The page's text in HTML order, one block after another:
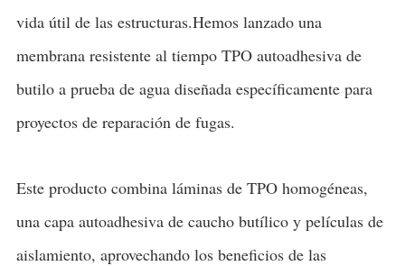
vida útil de las estructuras.Hemos lanzado una
membrana resistente al tiempo TPO autoadhesiva de
butilo a prueba de agua diseñada específicamente para
proyectos de reparación de fugas.
Este producto combina láminas de TPO homogéneas,
una capa autoadhesiva de caucho butílico y películas de
aislamiento, aprovechando los beneficios de las